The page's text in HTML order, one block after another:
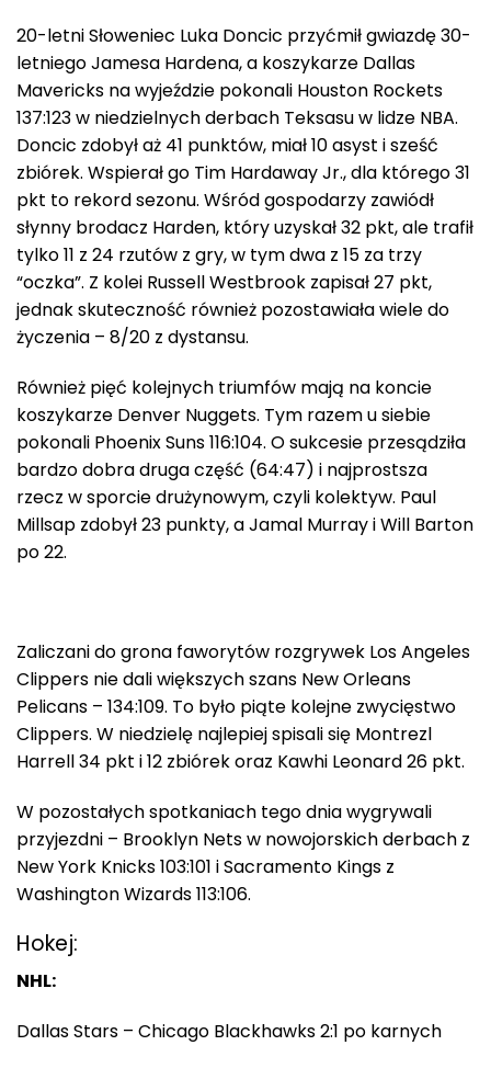
20-letni Słoweniec Luka Doncic przyćmił gwiazdę 30-
letniego Jamesa Hardena, a koszykarze Dallas
Mavericks na wyjeździe pokonali Houston Rockets
137:123 w niedzielnych derbach Teksasu w lidze NBA.
Doncic zdobył aż 41 punktów, miał 10 asyst i sześć
zbiórek. Wspierał go Tim Hardaway Jr., dla którego 31
pkt to rekord sezonu. Wśród gospodarzy zawiódł
słynny brodacz Harden, który uzyskał 32 pkt, ale trafił
tylko 11 z 24 rzutów z gry, w tym dwa z 15 za trzy
“oczka”. Z kolei Russell Westbrook zapisał 27 pkt,
jednak skuteczność również pozostawiała wiele do
życzenia – 8/20 z dystansu.
Również pięć kolejnych triumfów mają na koncie
koszykarze Denver Nuggets. Tym razem u siebie
pokonali Phoenix Suns 116:104. O sukcesie przesądziła
bardzo dobra druga część (64:47) i najprostsza
rzecz w sporcie drużynowym, czyli kolektyw. Paul
Millsap zdobył 23 punkty, a Jamal Murray i Will Barton
po 22.
Zaliczani do grona faworytów rozgrywek Los Angeles
Clippers nie dali większych szans New Orleans
Pelicans – 134:109. To było piąte kolejne zwycięstwo
Clippers. W niedzielę najlepiej spisali się Montrezl
Harrell 34 pkt i 12 zbiórek oraz Kawhi Leonard 26 pkt.
W pozostałych spotkaniach tego dnia wygrywali
przyjezdni – Brooklyn Nets w nowojorskich derbach z
New York Knicks 103:101 i Sacramento Kings z
Washington Wizards 113:106.
Hokej:
NHL:
Dallas Stars – Chicago Blackhawks 2:1 po karnych